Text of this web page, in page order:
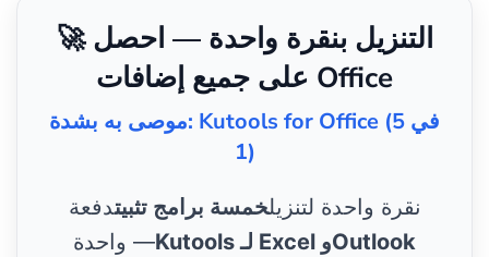
🚀 التنزيل بنقرة واحدة — احصل
على جميع إضافات Office
موصى به بشدة: Kutools for Office (5 في
1)
نقرة واحدة لتنزيلخمسة برامج تثبيتدفعة
واحدة —Kutools لـ Excel وOutlook